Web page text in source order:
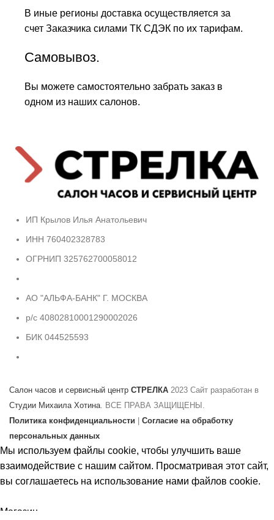
В иные регионы доставка осуществляется за
счет Заказчика силами ТК СДЭК по их тарифам.
Самовывоз.
Вы можете самостоятельно забрать заказ в
одном из наших салонов.
ИП Крылов Илья Анатольевич
ИНН 760402328783
ОГРНИП 325762700058012
АО "АЛЬФА-БАНК" Г. МОСКВА
р/с 40802810001290002026
БИК 044525593
Салон часов и сервисный центр СТРЕЛКА 2023 Сайт разработан в
Студии Михаила Хотина. ВСЕ ПРАВА ЗАЩИЩЕНЫ.
Политика конфиденциальности
Согласие на обработку
персональных данных
Мы используем файлы cookie, чтобы улучшить ваше
взаимодействие с нашим сайтом. Просматривая этот сайт,
вы соглашаетесь на использование нами файлов cookie.
Магазин